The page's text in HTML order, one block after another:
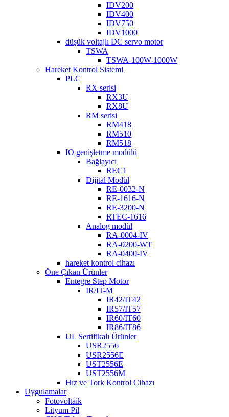
IDV200
IDV400
IDV750
IDV1000
düşük voltajlı DC servo motor
TSWA
TSWA-100W-1000W
Hareket Kontrol Sistemi
PLC
RX serisi
RX3U
RX8U
RM serisi
RM418
RM510
RM518
IO genişletme modülü
Bağlayıcı
REC1
Dijital Modül
RE-0032-N
RE-1616-N
RE-3200-N
RTEC-1616
Analog modül
RA-0004-IV
RA-0200-WT
RA-0400-IV
hareket kontrol cihazı
Öne Çıkan Ürünler
Entegre Step Motor
IR/IT-M
IR42/IT42
IR57/IT57
IR60/IT60
IR86/IT86
UL Sertifikalı Ürünler
USR2556
USR2556E
UST2556E
UST2556M
Hız ve Tork Kontrol Cihazı
Uygulamalar
Fotovoltaik
Lityum Pil